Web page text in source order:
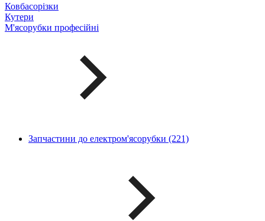
Ковбасорізки
Кутери
М'ясорубки професійні
Запчастини до електром'ясорубки (221)